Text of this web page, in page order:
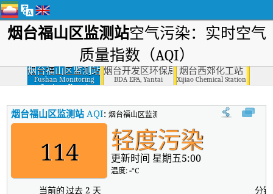
烟台福山区监测站空气污染：实时空气
质量指数（AQI）
烟台福山区监测站
Fushan Monitoring
Stations, Yantai
烟台开发区环保局
BDA EPA, Yantai
烟台西郊化工站
Xijiao Chemical Station, Yantai
烟台福山区监测站 AQI:烟台福山区监测站实时空气质量指数（AQI）。
114 轻度污染
更新时间 星期五5:00
温度:-°C
当前的过去 2 天
分钟